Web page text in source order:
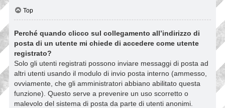
Top
Perché quando clicco sul collegamento all’indirizzo di
posta di un utente mi chiede di accedere come utente
registrato?
Solo gli utenti registrati possono inviare messaggi di posta ad
altri utenti usando il modulo di invio posta interno (ammesso,
ovviamente, che gli amministratori abbiano abilitato questa
funzione). Questo serve a prevenire un uso scorretto o
malevolo del sistema di posta da parte di utenti anonimi.